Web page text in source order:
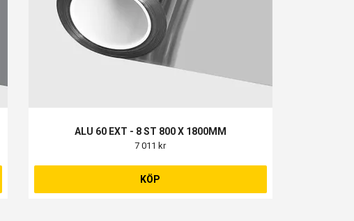
ALU 60 EXT - 8 ST 800 X 1800MM
7 011 kr
KÖP